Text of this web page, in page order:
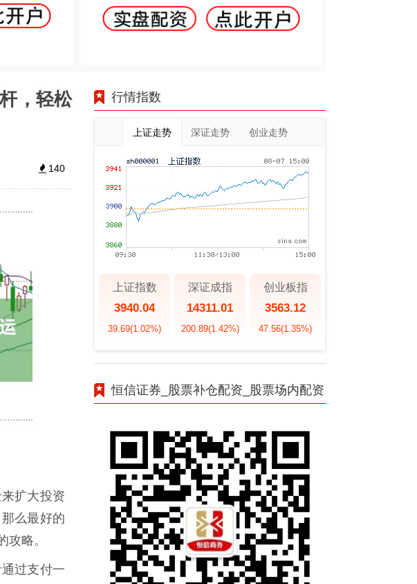
，轻松
140
扩大投资
么最好的
略。
过支付一
行情指数
上证走势 深证走势 创业走势
上证指数
3940.04
39.69(1.02%)
深证成指
14311.01
200.89(1.42%)
创业板指
3563.12
47.56(1.35%)
恒信证券_股票补仓配资_股票场内配资